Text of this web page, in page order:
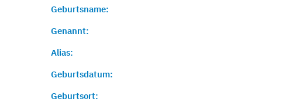
Geburtsname:
Genannt:
Alias:
Geburtsdatum:
Geburtsort: